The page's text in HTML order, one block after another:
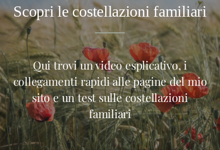
Scopri le costellazioni familiari
Qui trovi un video esplicativo, i
collegamenti rapidi alle pagine del mio
sito e un test sulle costellazioni
familiari